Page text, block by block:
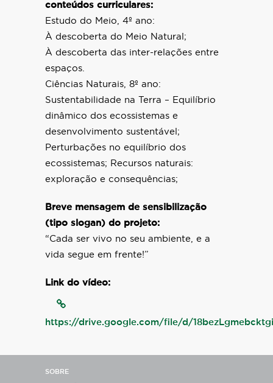
conteúdos curriculares:
Estudo do Meio, 4º ano:
À descoberta do Meio Natural;
À descoberta das inter-relações entre
espaços.
Ciências Naturais, 8º ano:
Sustentabilidade na Terra – Equilíbrio
dinâmico dos ecossistemas e
desenvolvimento sustentável;
Perturbações no equilíbrio dos
ecossistemas; Recursos naturais:
exploração e consequências;
Breve mensagem de sensibilização
(tipo slogan) do projeto:
“Cada ser vivo no seu ambiente, e a
vida segue em frente!”
Link do vídeo:
https://drive.google.com/file/d/
SOBRE